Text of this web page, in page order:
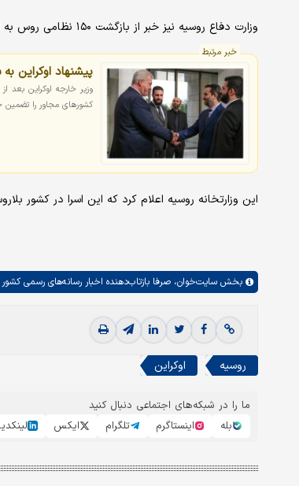
وزارت دفاع روسیه نیز خبر از بازگشت ۱۵۰ نظامی روس به این کشور داد.
خبر مرتبط
پیشنهاد اوکراین
وزیر خارجه اوکراین بعد
کشورهای مجاور را تضمین
این وزارتخانه روسیه اعلام کرد که این اسرا در کشور
بخش سایت‌خوان، صرفا بازتاب‌دهنده اخبار رسانه‌های رسمی
روسیه اوکراین
ما را در شبکه‌های اجتماعی دنبال کنید
بله
اینستاگرم تلگرام ایکس